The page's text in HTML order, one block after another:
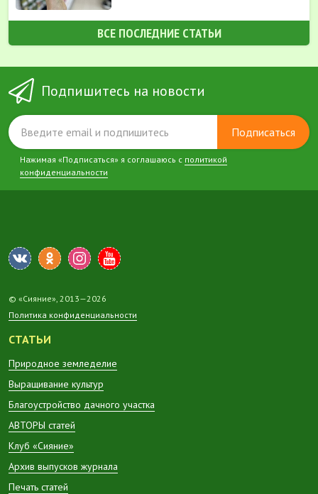
ВСЕ ПОСЛЕДНИЕ СТАТЬИ
Подпишитесь на новости
Подписаться
Нажимая «Подписаться» я соглашаюсь с политикой
конфиденциальности
© «Сияние», 2013—2026
Политика конфиденциальности
СТАТЬИ
Природное земледелие
Выращивание культур
Благоустройство дачного участка
АВТОРЫ статей
Клуб «Сияние»
Архив выпусков журнала
Печать статей